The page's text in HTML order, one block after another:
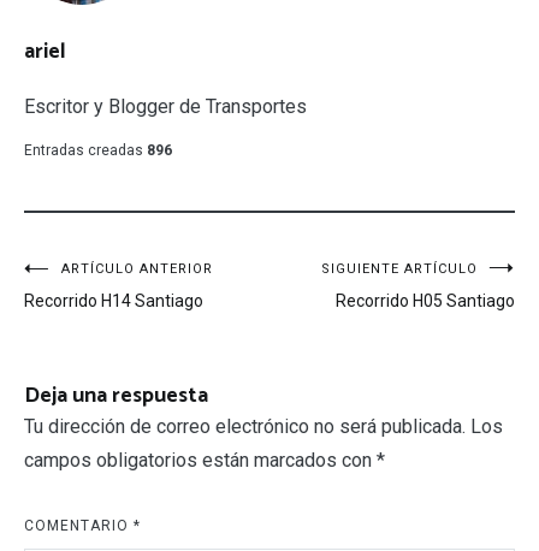
ariel
Escritor y Blogger de Transportes
Entradas creadas 896
Navegación
de
ARTÍCULO ANTERIOR
Recorrido H14 Santiago
SIGUIENTE ARTÍCULO
Recorrido H05 Santiago
Deja una respuesta
Tu dirección de correo electrónico no será publicada. Los
campos obligatorios están marcados con *
COMENTARIO *